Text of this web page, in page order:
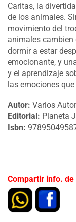
Caritas, la
de los animales.
movimiento del
animales cambien
dormir a estar
emocionante, y
y el aprendizaje
las emociones
Autor: Varios
Editorial: Planeta
Isbn:
Compartir info.